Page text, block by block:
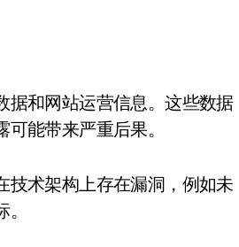
能带来严重后果。
技术架构上存在漏洞，例如未